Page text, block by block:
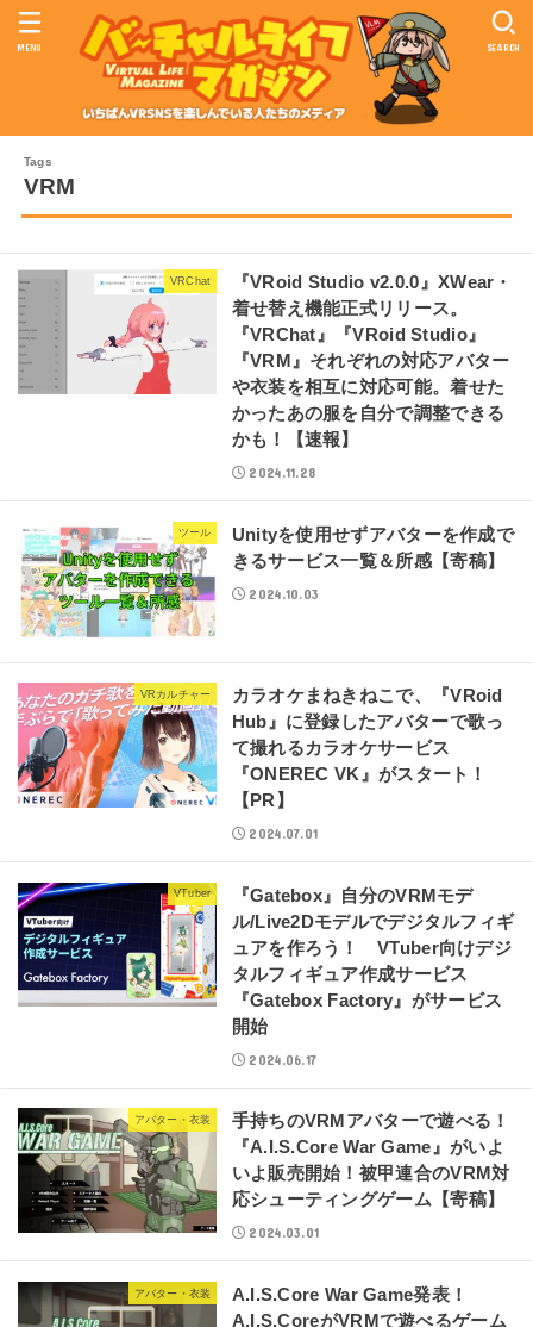
SEARCH
MENU
VRM
VRChat
『VRoid Studio v2.0.0』XWear・
着せ替え機能正式リリース。
『VRChat』『VRoid Studio』
『VRM』それぞれの対応アバター
や衣装を相互に対応可能。着せた
かったあの服を自分で調整できる
かも！【速報】
2024.11.28
ツール
Unityを使用せずアバターを作成で
きるサービス一覧＆所感【寄稿】
2024.10.03
VRカルチャー
カラオケまねきねこで、『VRoid
Hub』に登録したアバターで歌っ
て撮れるカラオケサービス
『ONEREC VK』がスタート！
【PR】
2024.07.01
VTuber
『Gatebox』自分のVRMモデ
ル/Live2Dモデルでデジタルフィギ
ュアを作ろう！ VTuber向けデジ
タルフィギュア作成サービス
『Gatebox Factory』がサービス
開始
2024.06.17
アバター・衣装
手持ちのVRMアバターで遊べる！
『A.I.S.Core War Game』がいよ
いよ販売開始！被甲連合のVRM対
応シューティングゲーム【寄稿】
2024.03.01
アバター・衣装
A.I.S.Core War Game発表！
A.I.S.CoreがVRMで遊べるゲーム